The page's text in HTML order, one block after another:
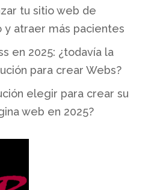
tu sitio web de
y atraer más pacientes
en 2025: ¿todavía la
para crear Webs?
elegir para crear su
web en 2025?